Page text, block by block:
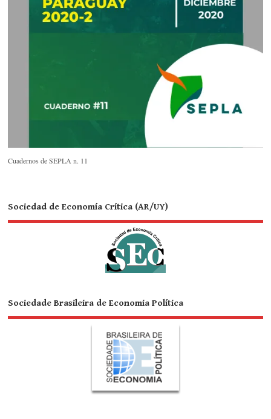
Cuadernos de SEPLA n. 11
Sociedad de Economía Crítica (AR/UY)
Sociedade Brasileira de Economia Política